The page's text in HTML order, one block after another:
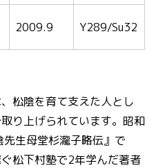
2009.9 Y289/Su32
松陰を育て支えた人とし
り上げられています。昭和
生母堂杉瀧子略伝』で
松下村塾で2年学んだ著者